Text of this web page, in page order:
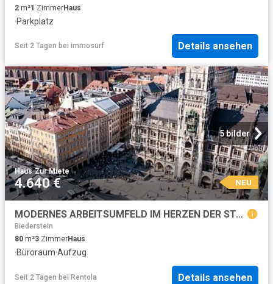
2 m²1 ZimmerHaus
·Parkplatz
Seit 2 Tagen bei immosurf Details ansehen
5 bilder
Haus·Zur Miete
4.640 € NEU
MODERNES ARBEITSUMFELD IM HERZEN DER STADT
Biederstein
80 m²3 ZimmerHaus
·Büroraum·Aufzug
Seit 2 Tagen bei Rentola Details ansehen